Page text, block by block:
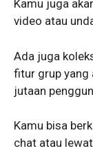
Kamu juga
video atau
Ada juga
fitur grup yang
jutaan
Kamu bisa
chat atau